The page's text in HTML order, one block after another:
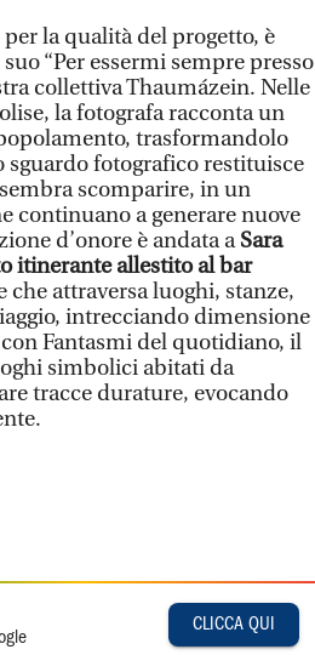
per la qualità del progetto, è
“Per essermi sempre presso
collettiva Thaumázein. Nelle
la fotografa racconta un
trasformandolo
sguardo fotografico restituisce
scomparire, in un
continuano a generare nuove
d’onore è andata aSara
itinerante allestito al bar
attraversa luoghi, stanze,
intrecciando dimensione
Fantasmi del quotidiano, il
simbolici abitati da
tracce durature, evocando
CLICCA QUI